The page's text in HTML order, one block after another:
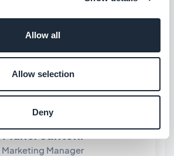
Allow all
Allow selection
Deny
À PROPOS DE L'AUTEUR
Muriel Santoni
Marketing Manager